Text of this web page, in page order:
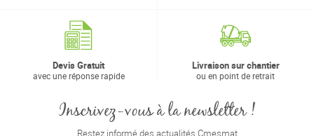
Devis Gratuit
avec une réponse rapide
Livraison sur chantier
ou en point de retrait
Inscrivez-vous à la newsletter !